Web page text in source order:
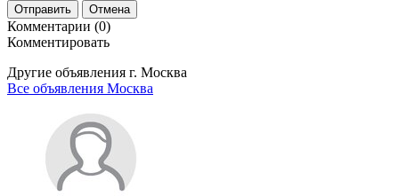
Отправить Отмена
Комментарии (0)
Комментировать
Другие объявления г. Москва
Все объявления Москва